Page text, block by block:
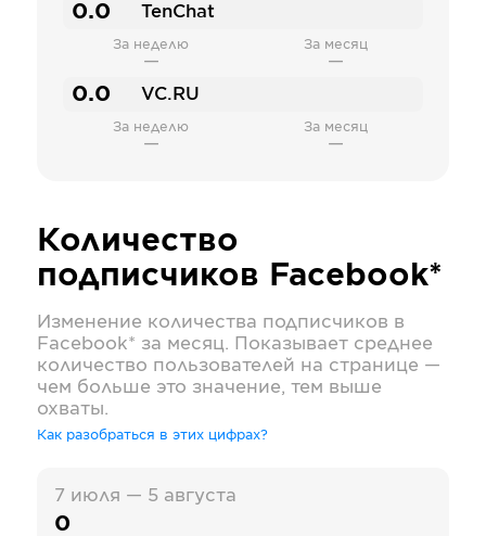
0.0 TenChat
За неделю
—
За месяц
—
0.0 VC.RU
За неделю
—
За месяц
—
Количество
подписчиков Facebook*
Изменение количества подписчиков в
Facebook* за месяц. Показывает среднее
количество пользователей на странице —
чем больше это значение, тем выше
охваты.
Как разобраться в этих цифрах?
7 июля — 5 августа
0